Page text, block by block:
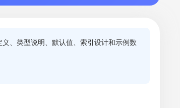
、类型说明、默认值、索引设计和示例数